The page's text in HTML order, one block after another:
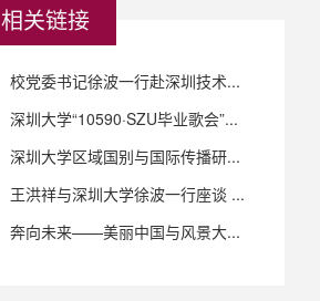
相关链接
校党委书记徐波一行赴深圳技术...
深圳大学“10590·SZU毕业歌会”...
深圳大学区域国别与国际传播研...
王洪祥与深圳大学徐波一行座谈 ...
奔向未来——美丽中国与风景大...